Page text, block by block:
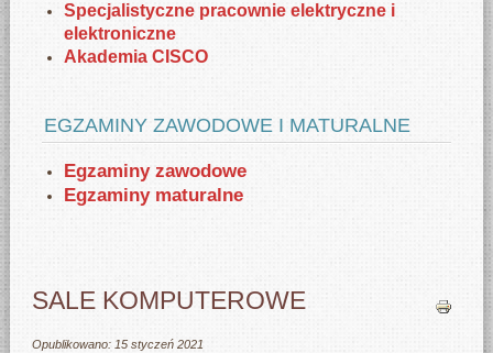
Specjalistyczne pracownie elektryczne i
elektroniczne
Akademia CISCO
EGZAMINY ZAWODOWE I MATURALNE
Egzaminy zawodowe
Egzaminy maturalne
SALE KOMPUTEROWE
Opublikowano: 15 styczeń 2021